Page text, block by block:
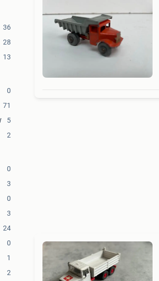
36
28
13
0
71
5
2
0
3
0
3
24
0
1
2